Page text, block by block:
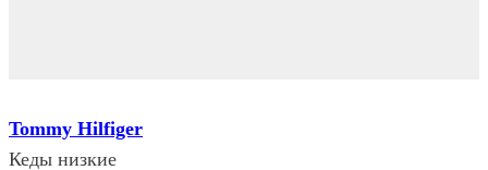
Tommy Hilfiger
Кеды низкие